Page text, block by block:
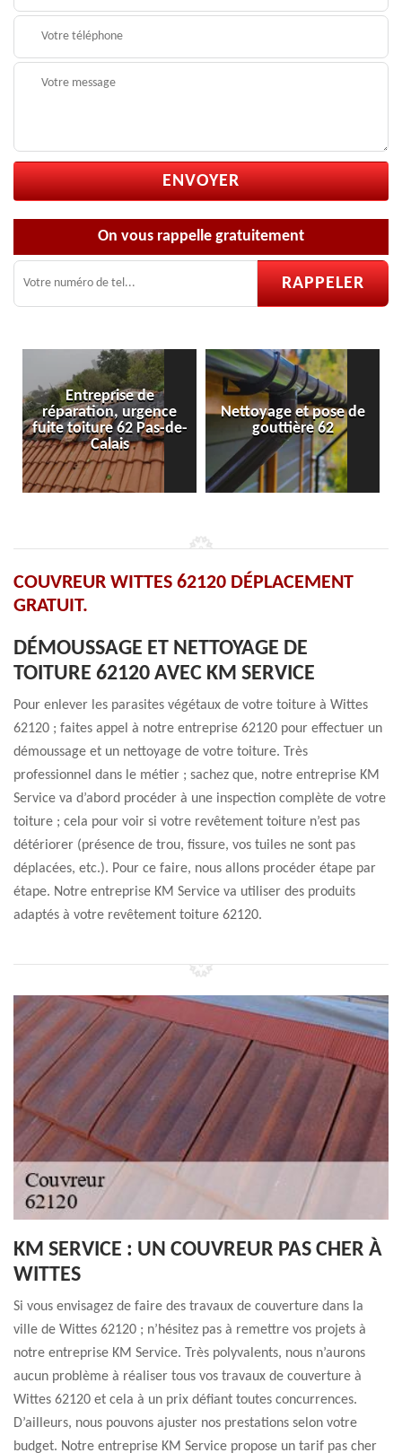
On vous rappelle gratuitement
Entreprise de
réparation, urgence
fuite toiture 62 Pas-de-
Calais
Nettoyage et pose de
gouttière 62
COUVREUR WITTES 62120 DÉPLACEMENT
GRATUIT.
DÉMOUSSAGE ET NETTOYAGE DE
TOITURE 62120 AVEC KM SERVICE
Pour enlever les parasites végétaux de votre toiture à Wittes
62120 ; faites appel à notre entreprise 62120 pour effectuer un
démoussage et un nettoyage de votre toiture. Très
professionnel dans le métier ; sachez que, notre entreprise KM
Service va d’abord procéder à une inspection complète de votre
toiture ; cela pour voir si votre revêtement toiture n’est pas
détériorer (présence de trou, fissure, vos tuiles ne sont pas
déplacées, etc.). Pour ce faire, nous allons procéder étape par
étape. Notre entreprise KM Service va utiliser des produits
adaptés à votre revêtement toiture 62120.
KM SERVICE : UN COUVREUR PAS CHER À
WITTES
Si vous envisagez de faire des travaux de couverture dans la
ville de Wittes 62120 ; n’hésitez pas à remettre vos projets à
notre entreprise KM Service. Très polyvalents, nous n’aurons
aucun problème à réaliser tous vos travaux de couverture à
Wittes 62120 et cela à un prix défiant toutes concurrences.
D’ailleurs, nous pouvons ajuster nos prestations selon votre
budget. Notre entreprise KM Service propose un tarif pas cher